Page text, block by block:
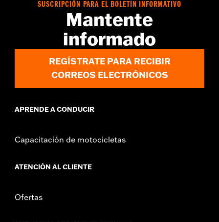
SUSCRIPCIÓN PARA EL BOLETÍN INFORMATIVO
Mantente
informado
REGÍSTRATE PARA RECIBIR
CORREOS ELECTRÓNICOS
APRENDE A CONDUCIR
Capacitación de motocicletas
ATENCIÓN AL CLIENTE
Ofertas